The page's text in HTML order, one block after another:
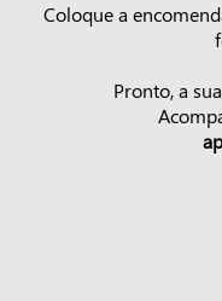
Coloque a
Pronto, a